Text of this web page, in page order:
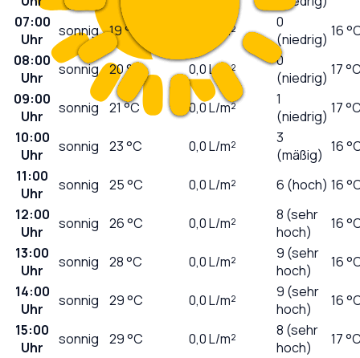
07:00
Uhr
sonnig 19°C L/m²
0
(niedrig) 16
08:00
Uhr
sonnig 20°C 0,0L/m²
0
(niedrig) 17
09:00
Uhr
sonnig 21°C 0,0L/m²
1
(niedrig) 17
10:00
Uhr
sonnig 23°C 0,0L/m²
3
(mäßig) 16
11:00
Uhr
sonnig 25°C 0,0L/m² 6 (hoch) 16
12:00
Uhr
sonnig 26°C 0,0L/m²
8 (sehr
hoch)
16
13:00
Uhr
sonnig 28°C 0,0L/m²
9 (sehr
hoch)
16
14:00
Uhr
sonnig 29°C 0,0L/m²
9 (sehr
hoch)
16
15:00
Uhr
sonnig 29°C 0,0L/m²
8 (sehr
hoch)
17